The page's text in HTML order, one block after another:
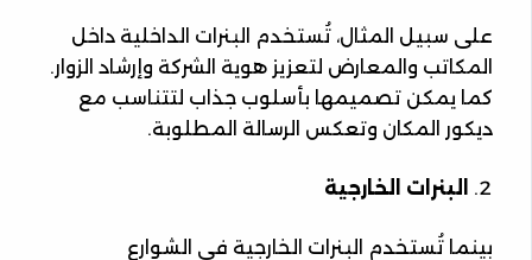
على سبيل المثال، تُستخدم البنرات الداخلية داخل
المكاتب والمعارض لتعزيز هوية الشركة وإرشاد الزوار.
كما يمكن تصميمها بأسلوب جذاب لتتناسب مع
ديكور المكان وتعكس الرسالة المطلوبة.
البنرات الخارجية
بينما تُستخدم البنرات الخارجية في الشوارع